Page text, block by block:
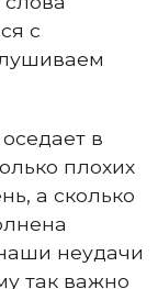
с
в
плохих
а сколько
неудачи
так важно